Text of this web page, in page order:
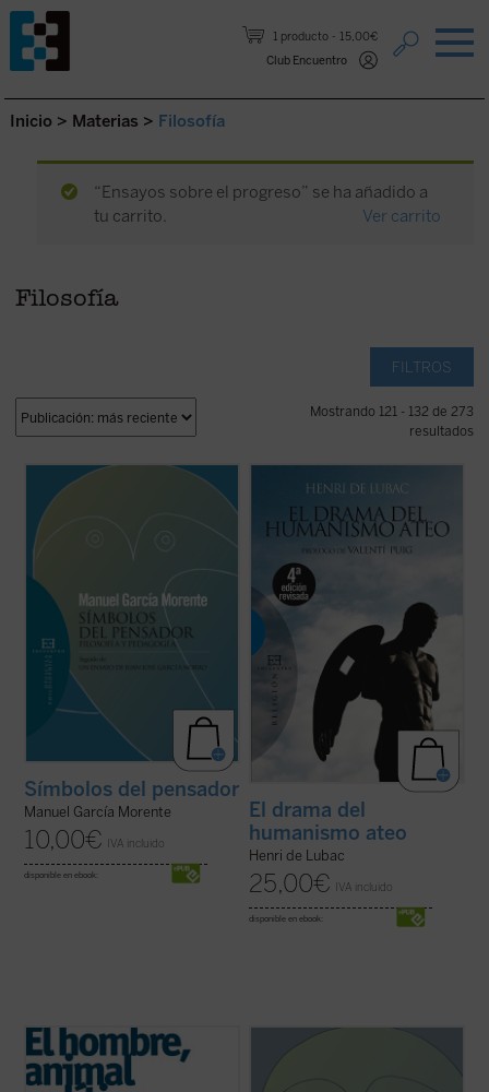
1 producto
15,00€
Club Encuentro
Saltar al contenido.
Inicio > Materias > Filosofía
“Ensayos sobre el progreso” se ha añadido a
tu carrito.
Ver carrito
Filosofía
FILTROS
Mostrando 121 - 132 de 273
resultados
«Meditar sobre los símbolos estéticos que
pueden representar adecuadamente el
peculiar acto de filosofar, no es reflexionar
sobre un asunto quizás curioso y
entretenido [...]. Lejos de ello, los ensayos
que aquí se reúnen muestran que el ...
Símbolos del pensador
Manuel García Morente
10,00€ IVA incluido
disponible en ebook:
semblanza espiritual de las filosofías de
Comte, Feuerbach y Nietzsche. Su
fundamento común sería la negación de
Dios y su objetivo principal el
aniquilamiento de la persona humana.
Frente a ellos, Dostoievski ...
El drama del
humanismo ateo
Henri de Lubac
25,00€ IVA incluido
disponible en ebook:
El proceso reduccionista al que se ha visto
sometida la política, convertida en una pura
relación de poder, se ha solapado
paradójicamente con una Sociedad